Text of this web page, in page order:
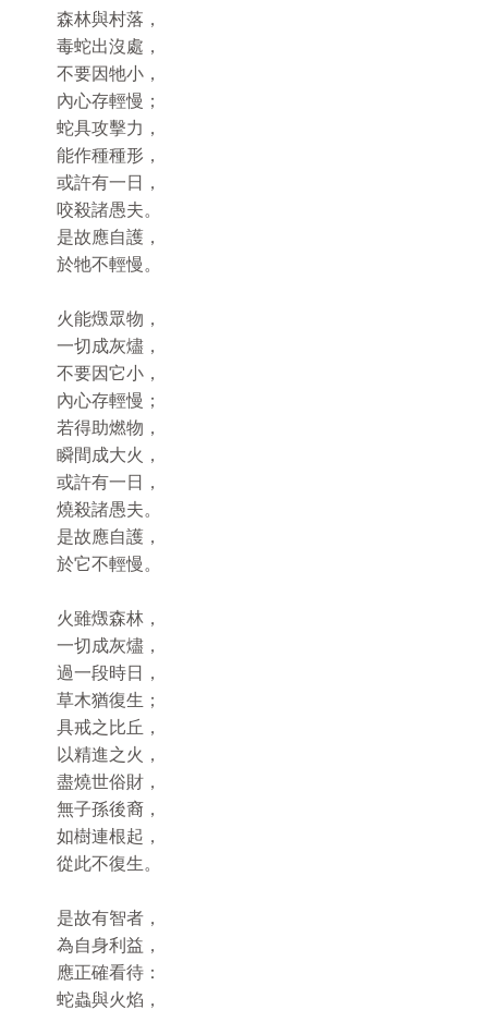
森林與村落，
毒蛇出沒處，
不要因牠小，
內心存輕慢；
蛇具攻擊力，
能作種種形，
或許有一日，
咬殺諸愚夫。
是故應自護，
於牠不輕慢。
火能燬眾物，
一切成灰燼，
不要因它小，
內心存輕慢；
若得助燃物，
瞬間成大火，
或許有一日，
燒殺諸愚夫。
是故應自護，
於它不輕慢。
火雖燬森林，
一切成灰燼，
過一段時日，
草木猶復生；
具戒之比丘，
以精進之火，
盡燒世俗財，
無子孫後裔，
如樹連根起，
從此不復生。
是故有智者，
為自身利益，
應正確看待：
蛇蟲與火焰，